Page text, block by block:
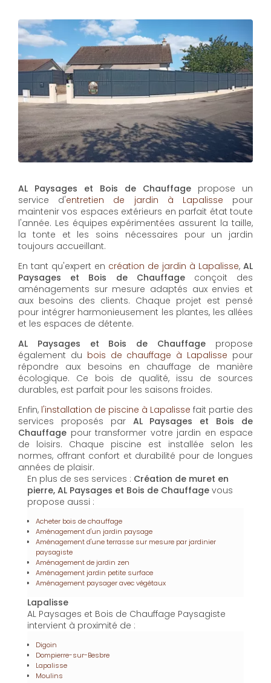
AL Paysages et Bois de Chauffage propose un
service d'entretien de jardin à Lapalisse pour
maintenir vos espaces extérieurs en parfait état toute
l'année. Les équipes expérimentées assurent la taille,
la tonte et les soins nécessaires pour un jardin
toujours accueillant.
En tant qu'expert en création de jardin à Lapalisse, AL
Paysages et Bois de Chauffageconçoit des
aménagements sur mesure adaptés aux envies et
aux besoins des clients. Chaque projet est pensé
pour intégrer harmonieusement les plantes, les allées
et les espaces de détente.
AL Paysages et Bois de Chauffage propose
également du bois de chauffage à Lapalisse pour
répondre aux besoins en chauffage de manière
écologique. Ce bois de qualité, issu de sources
durables, est parfait pour les saisons froides.
Enfin, l'installation de piscine à Lapalisse fait partie des
services proposés par AL Paysages et Bois de
Chauffage pour transformer votre jardin en espace
de loisirs. Chaque piscine est installée selon les
normes, offrant confort et durabilité pour de longues
années de plaisir.
En plus de ses services : Création de muret en
pierre, AL Paysages et Bois de Chauffage vous
propose aussi :
Acheter bois de chauffage
Aménagement d'un jardin paysage
Aménagement d'une terrasse sur mesure par jardinier
paysagiste
Aménagement de jardin zen
Aménagement jardin petite surface
Aménagement paysager avec végétaux
Lapalisse
AL Paysages et Bois de Chauffage Paysagiste
intervient à proximité de :
Digoin
Dompierre-sur-Besbre
Lapalisse
Moulins